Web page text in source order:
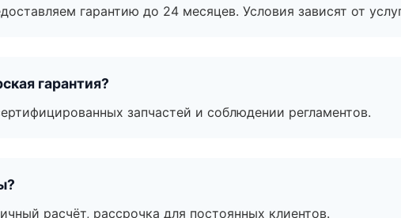
гарантию до 24 месяцев. Условия зависят от
гарантия?
запчастей и соблюдении регламентов.
расчёт, рассрочка для постоянных клиентов.